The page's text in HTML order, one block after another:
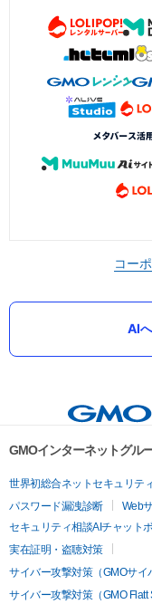
コー
AI
GMOインターネットグル
世界初総合ネットセキュリテ
パスワード漏洩診断
Web
セキュリティ相談AIチャット
実在証明・盗聴対策
サイバー攻撃対策（GMOサイ
サイバー攻撃対策（GMO Flatt